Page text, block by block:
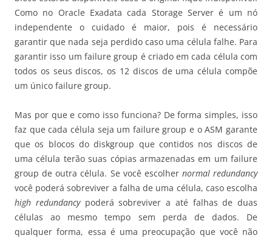
Como no Oracle Exadata cada Storage Server é um nó
independente o cuidado é maior, pois é necessário
garantir que nada seja perdido caso uma célula falhe. Para
garantir isso um failure group é criado em cada célula com
todos os seus discos, os 12 discos de uma célula compõe
um único failure group.
Mas por que e como isso funciona? De forma simples, isso
faz que cada célula seja um failure group e o ASM garante
que os blocos do diskgroup que contidos nos discos de
uma célula terão suas cópias armazenadas em um failure
group de outra célula. Se você escolher normal redundancy
você poderá sobreviver a falha de uma célula, caso escolha
high redundancypoderá sobreviver a até falhas de duas
células ao mesmo tempo sem perda de dados. De
qualquer forma, essa é uma preocupação que você não